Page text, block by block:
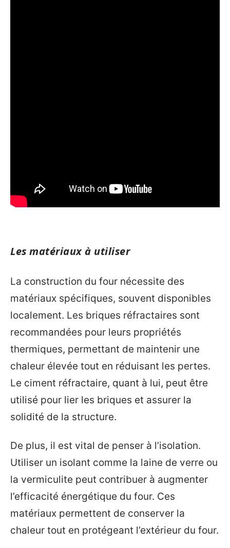
Les matériaux à utiliser
La construction du four nécessite des
matériaux spécifiques, souvent disponibles
localement. Les briques réfractaires sont
recommandées pour leurs propriétés
thermiques, permettant de maintenir une
chaleur élevée tout en réduisant les pertes.
Le ciment réfractaire, quant à lui, peut être
utilisé pour lier les briques et assurer la
solidité de la structure.
De plus, il est vital de penser à l’isolation.
Utiliser un isolant comme la laine de verre ou
la vermiculite peut contribuer à augmenter
l’efficacité énergétique du four. Ces
matériaux permettent de conserver la
chaleur tout en protégeant l’extérieur du four.